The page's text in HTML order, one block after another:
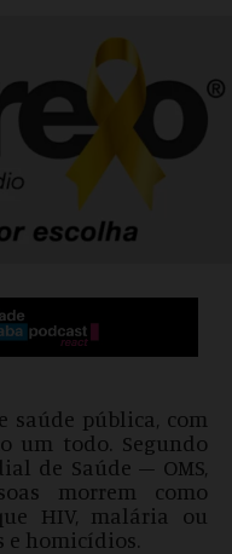
saúde pública, com
um todo. Segundo
de Saúde – OMS,
morrem como
HIV, malária ou
e homicídios.